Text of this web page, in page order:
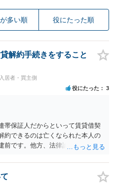
多い順 役にたった順
解約手続きをすること
居者・買主側
役にたった 3
帯保証人だからといって賃貸借契
約できるのは亡くなられた本人の
前です。他方、法律論はさてお
進められつつある手続はあくまで
渡すための便宜的方法として理解
方法で進めた方が、連帯保証人で
の経済的負担を最小限に食い止